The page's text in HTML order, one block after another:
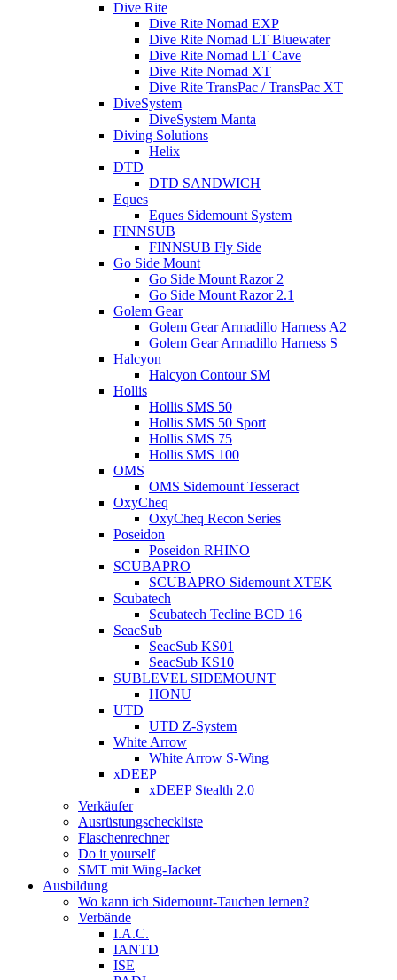
Dive Rite
Dive Rite Nomad EXP
Dive Rite Nomad LT Bluewater
Dive Rite Nomad LT Cave
Dive Rite Nomad XT
Dive Rite TransPac / TransPac XT
DiveSystem
DiveSystem Manta
Diving Solutions
Helix
DTD
DTD SANDWICH
Eques
Eques Sidemount System
FINNSUB
FINNSUB Fly Side
Go Side Mount
Go Side Mount Razor 2
Go Side Mount Razor 2.1
Golem Gear
Golem Gear Armadillo Harness A2
Golem Gear Armadillo Harness S
Halcyon
Halcyon Contour SM
Hollis
Hollis SMS 50
Hollis SMS 50 Sport
Hollis SMS 75
Hollis SMS 100
OMS
OMS Sidemount Tesseract
OxyCheq
OxyCheq Recon Series
Poseidon
Poseidon RHINO
SCUBAPRO
SCUBAPRO Sidemount XTEK
Scubatech
Scubatech Tecline BCD 16
SeacSub
SeacSub KS01
SeacSub KS10
SUBLEVEL SIDEMOUNT
HONU
UTD
UTD Z-System
White Arrow
White Arrow S-Wing
xDEEP
xDEEP Stealth 2.0
Verkäufer
Ausrüstungscheckliste
Flaschenrechner
Do it yourself
SMT mit Wing-Jacket
Ausbildung
Wo kann ich Sidemount-Tauchen lernen?
Verbände
I.A.C.
IANTD
ISE